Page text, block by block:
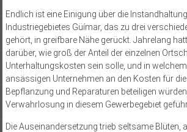
Endlich ist eine Einigung über die
Industriegebietes Güímar, das zu drei
gehört, in greifbare Nähe gerückt. Jahrelang
darüber, wie groß der Anteil der einzelnen
Unterhaltungskosten sein solle, und in
ansässigen Unternehmen an den Kosten für
Bepflanzung und Reparaturen beteiligen
Verwahrlosung in diesem Gewerbegebiet
Die Auseinandersetzung trieb seltsame Blüten,